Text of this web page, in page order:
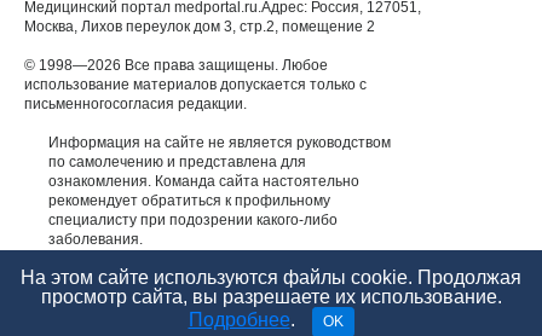
использование материалов допускается только с
письменногосогласия редакции.
Информация на сайте не является руководством
по самолечению и представлена для
ознакомления. Команда сайта настоятельно
специалисту при подозрении какого-либо
заболевания.
ИМЕЮТСЯ ПРОТИВОПОКАЗАНИЯ. НЕОБХОДИМА
КОНСУЛЬТАЦИЯ СПЕЦИАЛИСТА.
На этом сайте используются файлы cookie. Продолжая
просмотр сайта, вы разрешаете их использование.
Подробнее. OK